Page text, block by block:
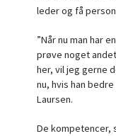
leder og få
”Når nu man har
prøve noget
her, vil jeg gerne
nu, hvis han
Laursen.
De kompetencer,